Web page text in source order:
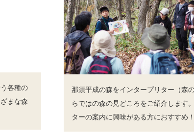
各種の
まな森
那須平成の森をインタープリター（森
らではの森の見どころをご紹介します
ターの案内に興味がある方におすすめ